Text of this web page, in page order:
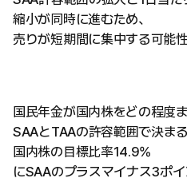
縮小が同時に進むため、
売りが短期間に集中する可能
国民年金が国内株をどの程度
SAAとTAAの許容範囲で決ま
国内株の目標比率14.9%
にSAAのプラスマイナス3ポ